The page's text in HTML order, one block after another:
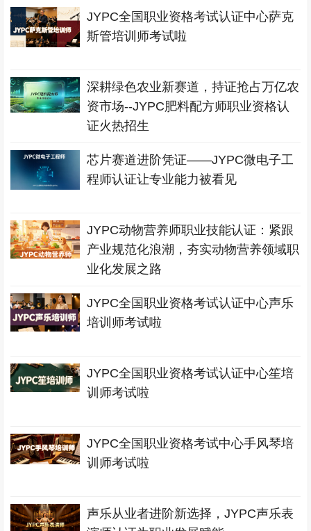
JYPC全国职业资格考试认证中心萨克
斯管培训师考试啦
深耕绿色农业新赛道，持证抢占万亿农
资市场--JYPC肥料配方师职业资格认
证火热招生
芯片赛道进阶凭证——JYPC微电子工
程师认证让专业能力被看见
JYPC动物营养师职业技能认证：紧跟
产业规范化浪潮，夯实动物营养领域职
业化发展之路
JYPC全国职业资格考试认证中心声乐
培训师考试啦
JYPC全国职业资格考试认证中心笙培
训师考试啦
JYPC全国职业资格考试中心手风琴培
训师考试啦
声乐从业者进阶新选择，JYPC声乐表